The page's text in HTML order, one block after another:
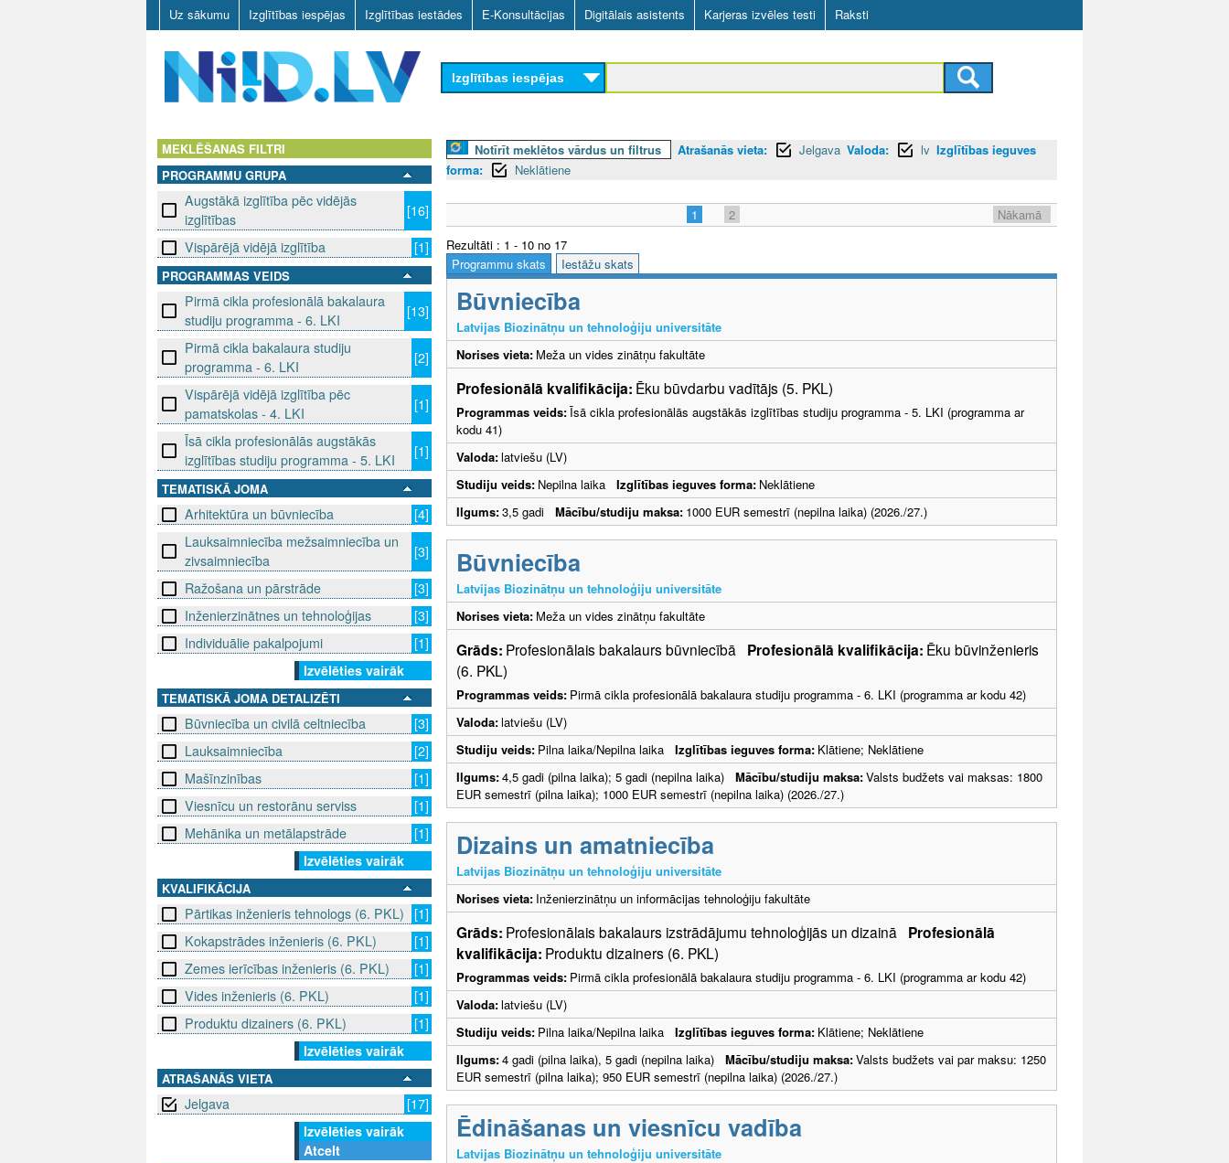
Skip
to
main
content
Uz sākumu Izglītības iespējas Izglītības iestādes E-Konsultācijas Digitālais asistents Karjeras izvēles testi Raksti
D
V
Izglītības iespējas
MEKLĒŠANAS FILTRI
PROGRAMMU GRUPA
Augstākā izglītība pēc vidējās
izglītības
[16]
Vispārējā vidējā izglītība
[1]
PROGRAMMAS VEIDS
Pirmā cikla profesionālā bakalaura
studiju programma - 6. LKI
[13]
Pirmā cikla bakalaura studiju
programma - 6. LKI
[2]
Vispārējā vidējā izglītība pēc
pamatskolas - 4. LKI
[1]
Īsā cikla profesionālās augstākās
izglītības studiju programma - 5. LKI
[1]
TEMATISKĀ JOMA
Arhitektūra un būvniecība
[4]
Lauksaimniecība mežsaimniecība un
zivsaimniecība
[3]
Ražošana un pārstrāde
[3]
Inženierzinātnes un tehnoloģijas
[3]
Individuālie pakalpojumi
[1]
Izvēlēties vairāk
TEMATISKĀ JOMA DETALIZĒTI
Būvniecība un civilā celtniecība
[3]
Lauksaimniecība
[2]
Mašīnzinības
[1]
Viesnīcu un restorānu serviss
[1]
Mehānika un metālapstrāde
[1]
Izvēlēties vairāk
KVALIFIKĀCIJA
Pārtikas inženieris tehnologs (6. PKL)
[1]
Kokapstrādes inženieris (6. PKL)
[1]
Zemes ierīcības inženieris (6. PKL)
[1]
Vides inženieris (6. PKL)
[1]
Produktu dizainers (6. PKL)
[1]
Izvēlēties vairāk
ATRAŠANĀS VIETA
Jelgava
[17]
Izvēlēties vairāk
Atcelt
Notīrīt meklētos vārdus un filtrus Atrašanās vieta: Jelgava Valoda: lv Izglītības ieguves
forma:
Neklātiene
1 2
Nākamā
Rezultāti : 1 - 10 no 17
Programmu skats
Iestāžu skats
Būvniecība
Latvijas Biozinātņu un tehnoloģiju universitāte
Norises vieta: Meža un vides zinātņu fakultāte
Profesionālā kvalifikācija: Ēku būvdarbu vadītājs (5. PKL)
Programmas veids:Īsā cikla profesionālās augstākās izglītības studiju programma - 5. LKI (programma ar
kodu 41)
Valoda:latviešu (LV)
Studiju veids: Nepilna laika Izglītības ieguves forma: Neklātiene
Ilgums:3,5 gadi Mācību/studiju maksa: 1000 EUR semestrī (nepilna laika) (2026./27.)
Būvniecība
Latvijas Biozinātņu un tehnoloģiju universitāte
Norises vieta: Meža un vides zinātņu fakultāte
Grāds: Profesionālais bakalaurs būvniecībā Profesionālā kvalifikācija: Ēku būvinženieris
(6. PKL)
Programmas veids: Pirmā cikla profesionālā bakalaura studiju programma - 6. LKI (programma ar kodu 42)
Valoda:latviešu (LV)
Studiju veids: Pilna laika/Nepilna laika Izglītības ieguves forma: Klātiene; Neklātiene
Ilgums:4,5 gadi (pilna laika); 5 gadi (nepilna laika) Mācību/studiju maksa:Valsts budžets vai maksas: 1800
EUR semestrī (pilna laika); 1000 EUR semestrī (nepilna laika) (2026./27.)
Dizains un amatniecība
Latvijas Biozinātņu un tehnoloģiju universitāte
Norises vieta: Inženierzinātņu un informācijas tehnoloģiju fakultāte
Grāds: Profesionālais bakalaurs izstrādājumu tehnoloģijās un dizainā Profesionālā
kvalifikācija: Produktu dizainers (6. PKL)
Programmas veids: Pirmā cikla profesionālā bakalaura studiju programma - 6. LKI (programma ar kodu 42)
Valoda:latviešu (LV)
Studiju veids: Pilna laika/Nepilna laika Izglītības ieguves forma: Klātiene; Neklātiene
Ilgums:4 gadi (pilna laika), 5 gadi (nepilna laika) Mācību/studiju maksa:Valsts budžets vai par maksu: 1250
EUR semestrī (pilna laika); 950 EUR semestrī (nepilna laika) (2026./27.)
Ēdināšanas un viesnīcu vadība
Latvijas Biozinātņu un tehnoloģiju universitāte